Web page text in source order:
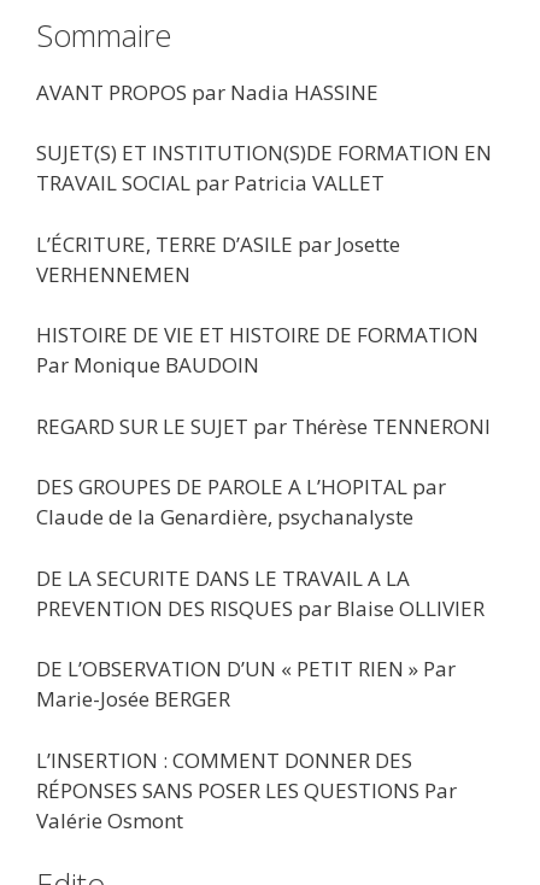
Sommaire
AVANT PROPOS par Nadia HASSINE
SUJET(S) ET INSTITUTION(S)DE FORMATION EN
TRAVAIL SOCIAL par Patricia VALLET
L’ÉCRITURE, TERRE D’ASILE par Josette
VERHENNEMEN
HISTOIRE DE VIE ET HISTOIRE DE FORMATION
Par Monique BAUDOIN
REGARD SUR LE SUJET par Thérèse TENNERONI
DES GROUPES DE PAROLE A L’HOPITAL par
Claude de la Genardière, psychanalyste
DE LA SECURITE DANS LE TRAVAIL A LA
PREVENTION DES RISQUES par Blaise OLLIVIER
DE L’OBSERVATION D’UN « PETIT RIEN » Par
Marie-Josée BERGER
L’INSERTION : COMMENT DONNER DES
RÉPONSES SANS POSER LES QUESTIONS Par
Valérie Osmont